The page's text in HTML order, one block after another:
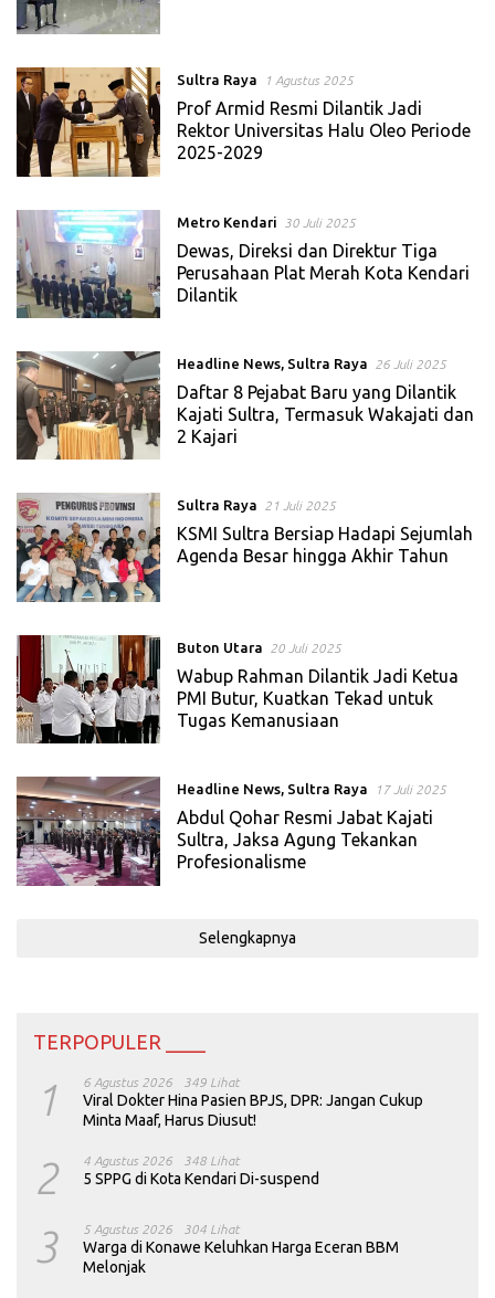
Sultra Raya 1 Agustus 2025
Prof Armid Resmi Dilantik Jadi
Rektor Universitas Halu Oleo Periode
2025-2029
Metro Kendari 30 Juli 2025
Dewas, Direksi dan Direktur Tiga
Perusahaan Plat Merah Kota Kendari
Dilantik
Headline News, Sultra Raya 26 Juli 2025
Daftar 8 Pejabat Baru yang Dilantik
Kajati Sultra, Termasuk Wakajati dan
2 Kajari
Sultra Raya 21 Juli 2025
KSMI Sultra Bersiap Hadapi Sejumlah
Agenda Besar hingga Akhir Tahun
Buton Utara 20 Juli 2025
Wabup Rahman Dilantik Jadi Ketua
PMI Butur, Kuatkan Tekad untuk
Tugas Kemanusiaan
Headline News, Sultra Raya 17 Juli 2025
Abdul Qohar Resmi Jabat Kajati
Sultra, Jaksa Agung Tekankan
Profesionalisme
Selengkapnya
TERPOPULER ____
1 6 Agustus 2026 349 Lihat
Viral Dokter Hina Pasien BPJS, DPR: Jangan Cukup
Minta Maaf, Harus Diusut!
2 4 Agustus 2026 348 Lihat
5 SPPG di Kota Kendari Di-suspend
3 5 Agustus 2026 304 Lihat
Warga di Konawe Keluhkan Harga Eceran BBM
Melonjak